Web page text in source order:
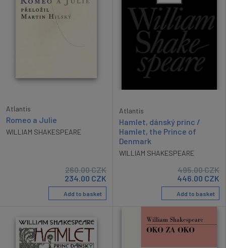
Atlantis
Romeo a Julie
WILLIAM SHAKESPEARE
260.00CZK
234.00 CZK
Add to basket
Atlantis
Hamlet, dánský princ /
Hamlet, the Prince of
Denmark
WILLIAM SHAKESPEARE
495.00CZK
446.00 CZK
Add to basket